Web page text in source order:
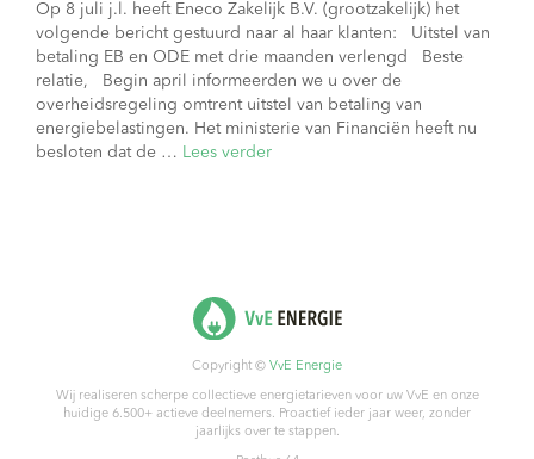
Op 8 juli j.l. heeft Eneco Zakelijk B.V. (grootzakelijk) het
volgende bericht gestuurd naar al haar klanten: Uitstel van
betaling EB en ODE met drie maanden verlengd Beste
relatie, Begin april informeerden we u over de
overheidsregeling omtrent uitstel van betaling van
energiebelastingen. Het ministerie van Financiën heeft nu
besloten dat de … Lees verder
Copyright © VvE Energie
Wij realiseren scherpe collectieve energietarieven voor uw VvE en onze
huidige 6.500+ actieve deelnemers. Proactief ieder jaar weer, zonder
jaarlijks over te stappen.